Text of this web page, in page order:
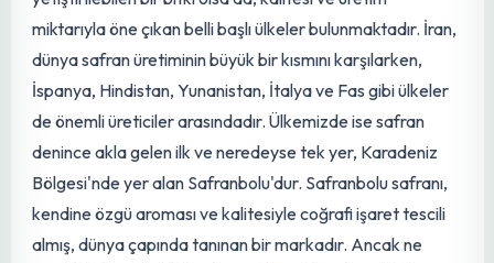
Safran Yetiştiriciliğinin
Coğrafi Dağılımı ve
Türkiye'deki Durumu
Safran, dünya genelinde birçok farklı bölgede
yetiştirilebilen bir bitki olsa da, kalitesi ve üretim
miktarıyla öne çıkan belli başlı ülkeler bulunmaktadır. İran,
dünya safran üretiminin büyük bir kısmını karşılarken,